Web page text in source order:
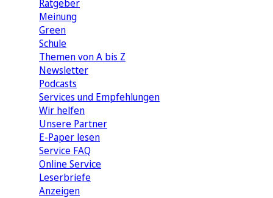
Ratgeber
Meinung
Green
Schule
Themen von A bis Z
Newsletter
Podcasts
Services und Empfehlungen
Wir helfen
Unsere Partner
E-Paper lesen
Service FAQ
Online Service
Leserbriefe
Anzeigen